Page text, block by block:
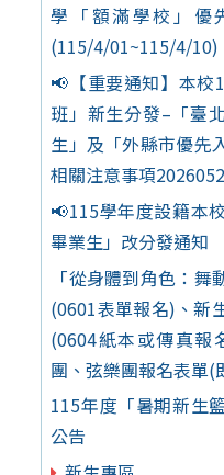
學「額滿學校」優
(115/4/01~115/4/10)
📢【重要通知】本校
班」新生分發–「臺
生」及「外縣市優先
相關注意事項
📢115學年度設籍本
畢業生」改分發通知
「從身體到角色：舞
(0601表單報名)、新
(0604紙本或傳真報
團、弦樂團報名表單(
115年度「暑期新生
公告